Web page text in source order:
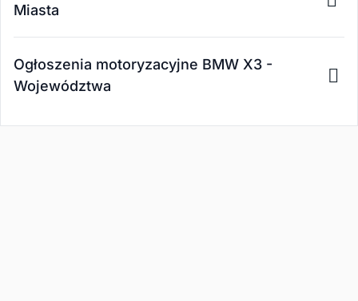
Miasta
Ogłoszenia motoryzacyjne BMW X3 -
Województwa